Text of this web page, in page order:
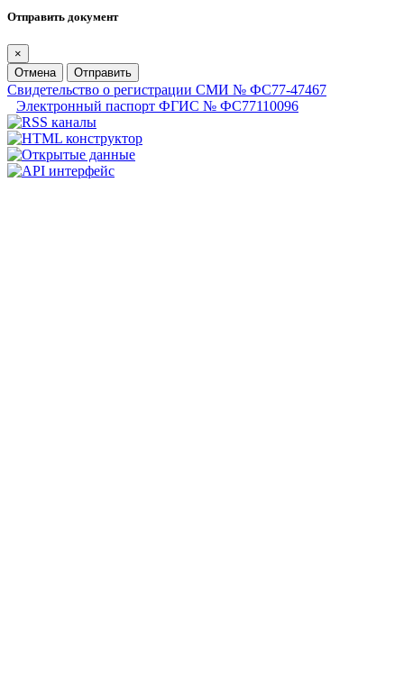
Отправить документ
×
Отмена
Отправить
Свидетельство о регистрации СМИ № ФС77-47467
Электронный паспорт ФГИС № ФС77110096